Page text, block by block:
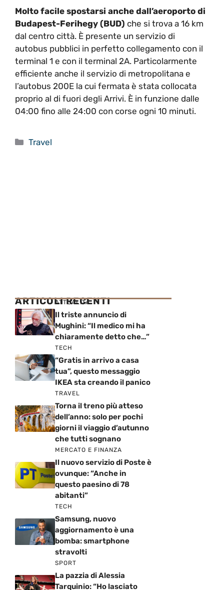
Molto facile spostarsi anche dall’aeroporto di
Budapest-Ferihegy (BUD) che si trova a 16 km
dal centro città. È presente un servizio di
autobus pubblici in perfetto collegamento con il
terminal 1 e con il terminal 2A. Particolarmente
efficiente anche il servizio di metropolitana e
l’autobus 200E la cui fermata è stata collocata
proprio al di fuori degli Arrivi. È in funzione dalle
04:00 fino alle 24:00 con corse ogni 10 minuti.
Categorie
Travel
ARTICOLI RECENTI
ATTUALITÀ
Il triste annuncio di
Mughini: “Il medico mi ha
chiaramente detto che…”
TECH
“Gratis in arrivo a casa
tua”, questo messaggio
IKEA sta creando il panico
TRAVEL
Torna il treno più atteso
dell’anno: solo per pochi
giorni il viaggio d’autunno
che tutti sognano
MERCATO E FINANZA
Il nuovo servizio di Poste è
ovunque: “Anche in
questo paesino di 78
abitanti”
TECH
Samsung, nuovo
aggiornamento è una
bomba: smartphone
stravolti
SPORT
La pazzia di Alessia
Tarquinio: “Ho lasciato